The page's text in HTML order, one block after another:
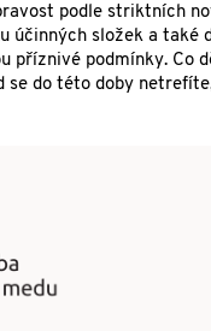
podle striktních
účinných složek a
příznivé podmínky.
se do této doby